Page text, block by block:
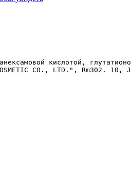
кислотой,